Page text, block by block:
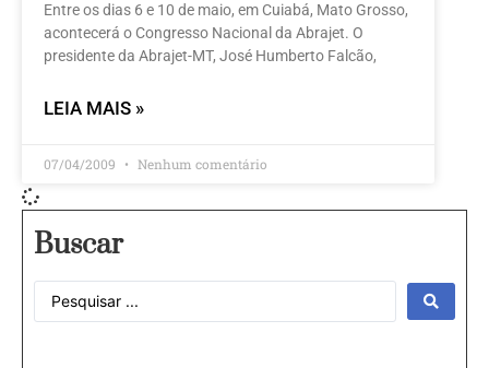
Entre os dias 6 e 10 de maio, em Cuiabá, Mato Grosso,
acontecerá o Congresso Nacional da Abrajet. O
presidente da Abrajet-MT, José Humberto Falcão,
LEIA MAIS »
07/04/2009 Nenhum comentário
Buscar